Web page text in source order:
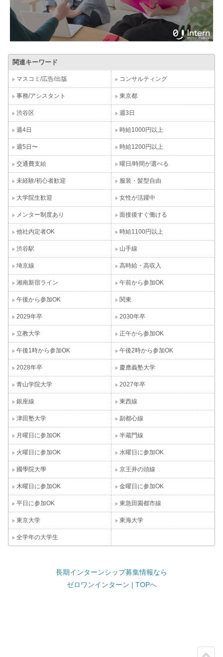
関連キーワード
マスコミ/広告/出版 コンサルティング
事務/アシスタント 東京都
渋谷区 週3日
週4日 時給1000円以上
週5日〜 時給1200円以上
交通費支給 曜日/時間が選べる
未経験/初心者歓迎 服装・髪型自由
大学院生歓迎 女性が活躍中
メンター制度あり 面接後すぐ働ける
他社内定者OK 時給1100円以上
渋谷駅 山手線
埼京線 高時給・高収入
湘南新宿ライン 午前から参加OK
午後から参加OK 関東
2029年卒 2030年卒
立教大学 正午から参加OK
午後1時から参加OK 午後2時から参加OK
2028年卒 慶應義塾大学
青山学院大学 2027年卒
銀座線 東西線
津田塾大学 副都心線
月曜日に参加OK 半蔵門線
火曜日に参加OK 水曜日に参加OK
國學院大學 京王井の頭線
木曜日に参加OK 金曜日に参加OK
平日に参加OK 東急田園都市線
東京大学 東海大学
全学年の大学生
長期インターンシップ募集情報なら
ゼロワンインターン | TOPへ